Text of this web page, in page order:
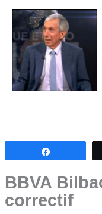
BBVA
correctif